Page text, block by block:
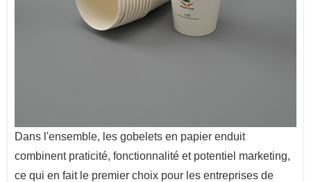
Dans l'ensemble, les gobelets en papier enduit
combinent praticité, fonctionnalité et potentiel marketing,
ce qui en fait le premier choix pour les entreprises de